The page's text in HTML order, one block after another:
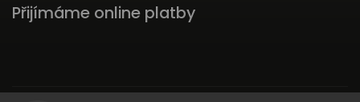
Přijímáme online platby